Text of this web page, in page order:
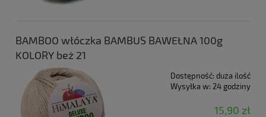
BAMBOO włóczka BAMBUS BAWEŁNA 100g
KOLORY beż 21
Dostępność: duża ilość
Wysyłka w: 24 godziny
15,90 zł